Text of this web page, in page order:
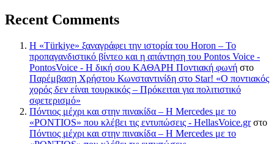
Recent Comments
Η «Türkiye» ξαναγράφει την ιστορία του Horon – Το
προπαγανδιστικό βίντεο και η απάντηση του Pontos Voice -
PontosVoice - H δική σου ΚΑΘΑΡΗ Ποντιακή φωνή στο
Παρέμβαση Χρήστου Κωνσταντινίδη στο Star! «Ο ποντιακός
χορός δεν είναι τουρκικός – Πρόκειται για πολιτιστικό
σφετερισμό»
Πόντιος μέχρι και στην πινακίδα – Η Mercedes με το
«PONTIOS» που κλέβει τις εντυπώσεις - HellasVoice.grστο
Πόντιος μέχρι και στην πινακίδα – Η Mercedes με το